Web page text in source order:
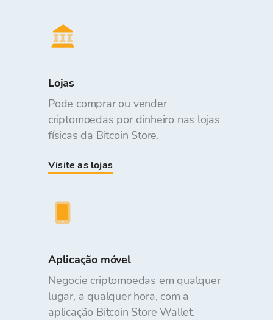
Lojas
Pode comprar ou vender
criptomoedas por dinheiro nas lojas
físicas da Bitcoin Store.
Visite as lojas
Aplicação móvel
Negocie criptomoedas em qualquer
lugar, a qualquer hora, com a
aplicação Bitcoin Store Wallet.